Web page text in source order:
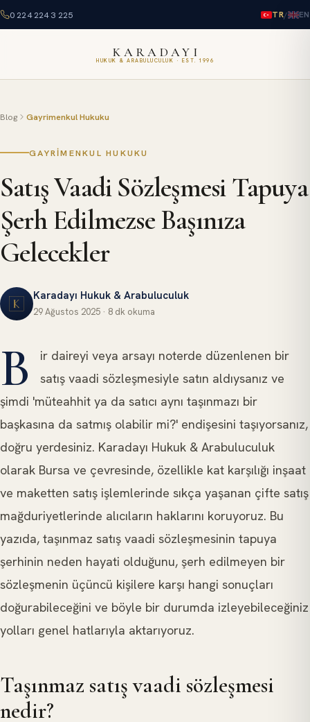
0 224 224 3 225 TR/ EN
KARADAYI
HUKUK & ARABULUCULUK · EST. 1996
Blog Gayrimenkul Hukuku
GAYRIMENKUL HUKUKU
Satış Vaadi Sözleşmesi Tapuya
Şerh Edilmezse Başınıza
Gelecekler
Karadayı Hukuk & Arabuluculuk
29 Ağustos 2025 · 8 dk okuma
B
ir daireyi veya arsayı noterde düzenlenen bir
satış vaadi sözleşmesiyle satın aldıysanız ve
şimdi 'müteahhit ya da satıcı aynı taşınmazı bir
başkasına da satmış olabilir mi?' endişesini taşıyorsanız,
doğru yerdesiniz. Karadayı Hukuk & Arabuluculuk
olarak Bursa ve çevresinde, özellikle kat karşılığı inşaat
ve maketten satış işlemlerinde sıkça yaşanan çifte satış
mağduriyetlerinde alıcıların haklarını koruyoruz. Bu
yazıda, taşınmaz satış vaadi sözleşmesinin tapuya
şerhinin neden hayati olduğunu, şerh edilmeyen bir
sözleşmenin üçüncü kişilere karşı hangi sonuçları
doğurabileceğini ve böyle bir durumda izleyebileceğiniz
yolları genel hatlarıyla aktarıyoruz.
Taşınmaz satış vaadi sözleşmesi
nedir?